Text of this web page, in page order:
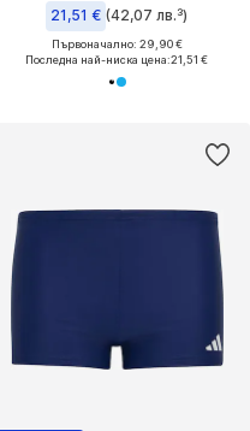
21,51 € (42,07 лв.³)
Първоначално: 29,90 €
Последна най-ниска цена:21,51 €